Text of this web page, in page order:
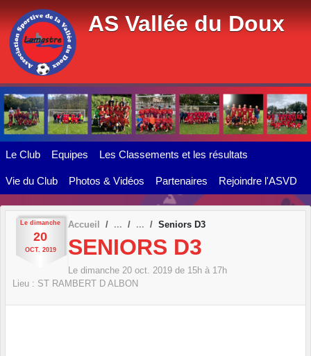
AS Vallée du Doux
Le Club Equipes Les Classements et les résultats
Vie du Club Photos & Vidéos Partenaires Rejoindre l'ASVD
Le dimanche
20
OCT. 2019
Accueil Seniors D3
SENIORS D3
Le dimanche 20 oct. 2019 de 15h à 17h
Lieu : ST RAMBERT D ALBON
Panneau de gestion des cookies